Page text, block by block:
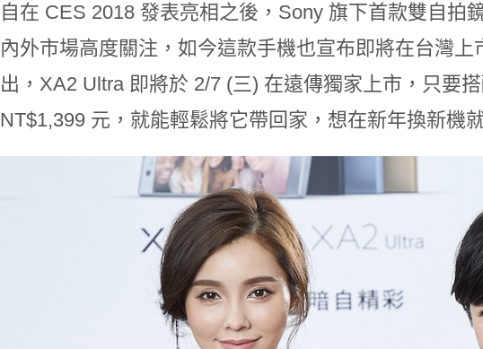
自在 CES 2018 發表亮相之後，Sony 旗下首款雙自拍
內外市場高度關注，如今這款手機也宣布即將在台灣
出，XA2 Ultra 即將於 2/7 (三) 在遠傳獨家上市，只要
NT$1,399 元，就能輕鬆將它帶回家，想在新年換新機